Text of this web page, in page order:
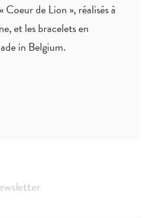
Coeur de Lion », réalisés à
et les bracelets en
in Belgium.